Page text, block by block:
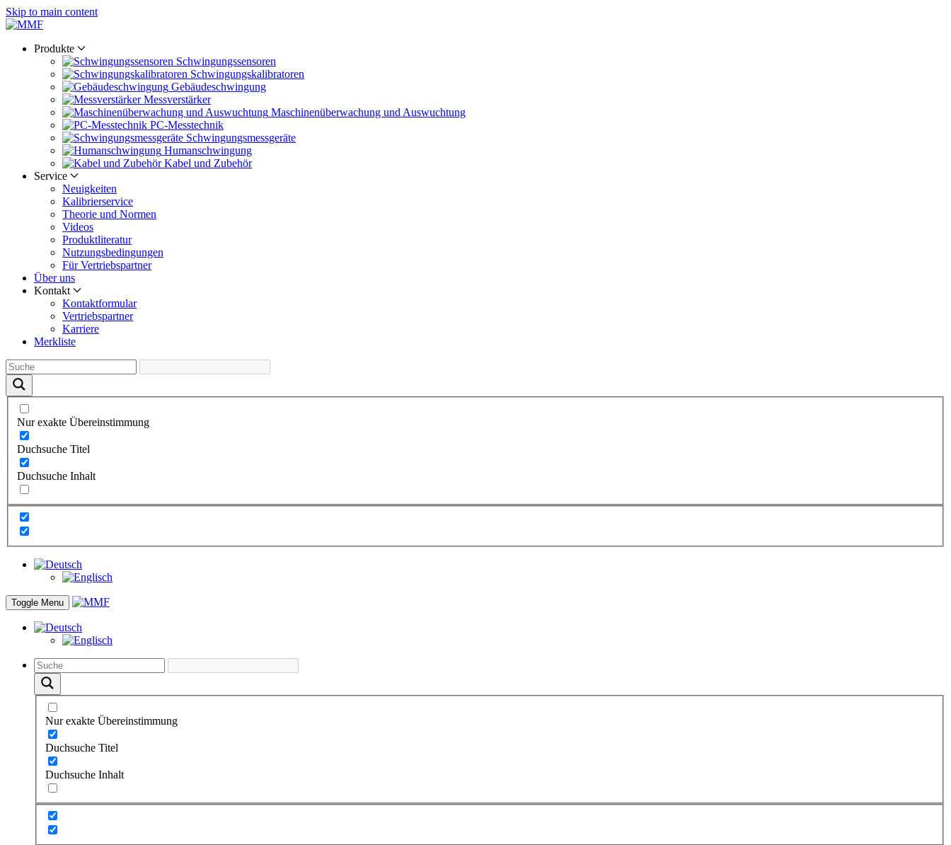
Skip to main content
Produkte
Schwingungs­sensoren
Schwingungs­kalibratoren
Gebäude­schwingung
Messverstärker
Maschinen­überwachung und Auswuchtung
PC-Messtechnik
Schwingungs­messgeräte
Human­schwingung
Kabel und Zubehör
Service
Neuigkeiten
Kalibrier­service
Theorie und Normen
Videos
Produkt­literatur
Nutzungs­bedingungen
Für Vertriebs­partner
Über uns
Kontakt
Kontaktformular
Vertriebs­partner
Karriere
Merkliste
Nur exakte Übereinstimmung
Duchsuche Titel
Duchsuche Inhalt
Toggle Menu
Nur exakte Übereinstimmung
Duchsuche Titel
Duchsuche Inhalt